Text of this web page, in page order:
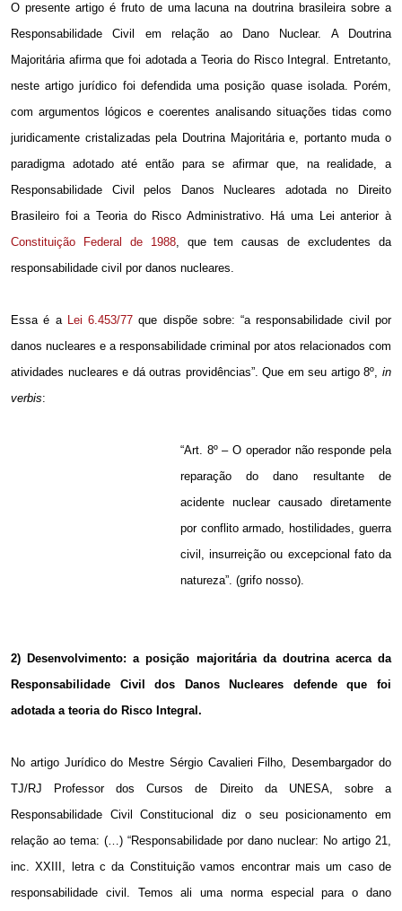
O presente artigo é fruto de uma lacuna na doutrina brasileira sobre a
Responsabilidade Civil em relação ao Dano Nuclear. A Doutrina
Majoritária afirma que foi adotada a Teoria do Risco Integral. Entretanto,
neste artigo jurídico foi defendida uma posição quase isolada. Porém,
com argumentos lógicos e coerentes analisando situações tidas como
juridicamente cristalizadas pela Doutrina Majoritária e, portanto muda o
paradigma adotado até então para se afirmar que, na realidade, a
Responsabilidade Civil pelos Danos Nucleares adotada no Direito
Brasileiro foi a Teoria do Risco Administrativo. Há uma Lei anterior à
Constituição Federal de 1988, que tem causas de excludentes da
responsabilidade civil por danos nucleares.
Essa é a Lei 6.453/77 que dispõe sobre: “a responsabilidade civil por
danos nucleares e a responsabilidade criminal por atos relacionados com
atividades nucleares e dá outras providências”. Que em seu artigo 8º, in
verbis:
“Art. 8º – O operador não responde pela
reparação do dano resultante de
acidente nuclear causado diretamente
por conflito armado, hostilidades, guerra
civil, insurreição ou excepcional fato da
natureza”. (grifo nosso).
2) Desenvolvimento: a posição majoritária da doutrina acerca da
Responsabilidade Civil dos Danos Nucleares defende que foi
adotada a teoria do Risco Integral.
No artigo Jurídico do Mestre Sérgio Cavalieri Filho, Desembargador do
TJ/RJ Professor dos Cursos de Direito da UNESA, sobre a
Responsabilidade Civil Constitucional diz o seu posicionamento em
relação ao tema: (…) “Responsabilidade por dano nuclear: No artigo 21,
inc. XXIII, letra c da Constituição vamos encontrar mais um caso de
responsabilidade civil. Temos ali uma norma especial para o dano